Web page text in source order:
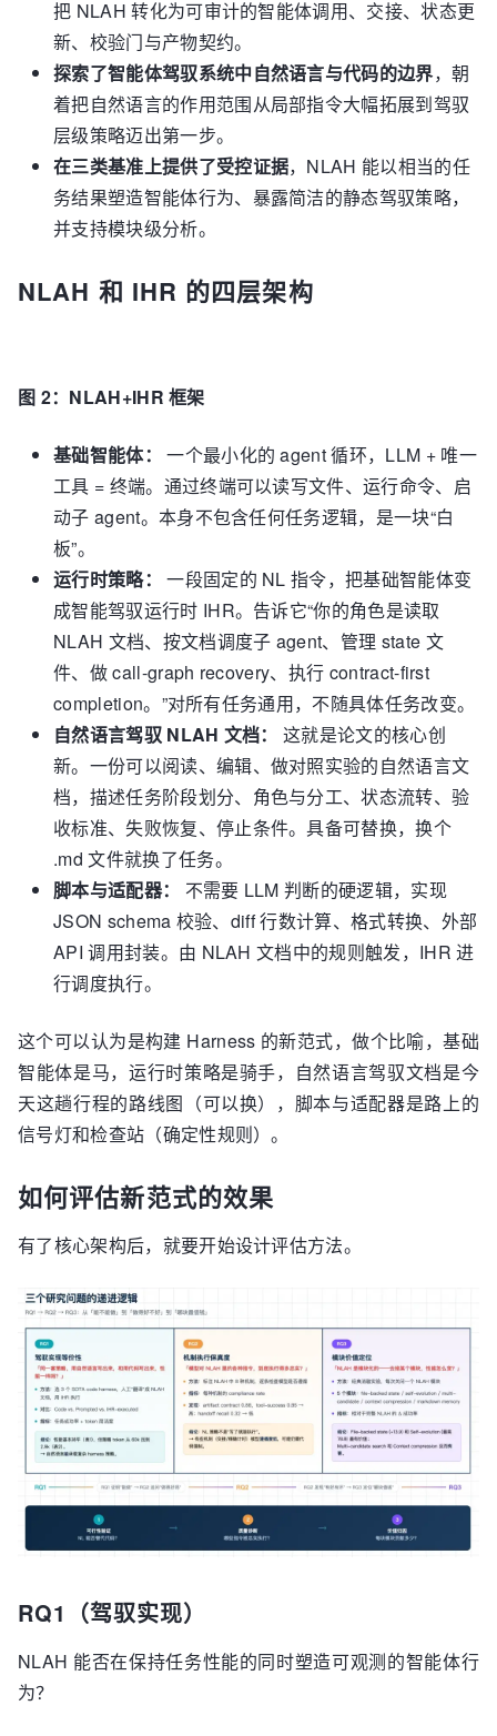
把 NLAH 转化为可审计的智能体调用、交接、状态更
新、校验门与产物契约。
探索了智能体驾驭系统中自然语言与代码的边界，朝
着把自然语言的作用范围从局部指令大幅拓展到驾驭
层级策略迈出第一步。
在三类基准上提供了受控证据，NLAH 能以相当的任
务结果塑造智能体行为、暴露简洁的静态驾驭策略，
并支持模块级分析。
NLAH 和 IHR 的四层架构
图 2：NLAH+IHR 框架
基础智能体：
一个最小化的 agent 循环，LLM + 唯一
工具 = 终端。通过终端可以读写文件、运行命令、启
动子 agent。本身不包含任何任务逻辑，是一块“白
板”。
运行时策略：
一段固定的 NL 指令，把基础智能体变
成智能驾驭运行时 IHR。告诉它“你的角色是读取
NLAH 文档、按文档调度子 agent、管理 state 文
件、做 call-graph recovery、执行 contract-first
completion。”对所有任务通用，不随具体任务改变。
自然语言驾驭 NLAH 文档：
这就是论文的核心创
新。一份可以阅读、编辑、做对照实验的自然语言文
档，描述任务阶段划分、角色与分工、状态流转、验
收标准、失败恢复、停止条件。具备可替换，换个
.md 文件就换了任务。
脚本与适配器：
不需要 LLM 判断的硬逻辑，实现
JSON schema 校验、diff 行数计算、格式转换、外部
API 调用封装。由 NLAH 文档中的规则触发，IHR 进
行调度执行。
这个可以认为是构建 Harness 的新范式，做个比喻，基础
智能体是马，运行时策略是骑手，自然语言驾驭文档是今
天这趟行程的路线图（可以换），脚本与适配器是路上的
信号灯和检查站（确定性规则）。
如何评估新范式的效果
有了核心架构后，就要开始设计评估方法。
RQ1（驾驭实现）
NLAH 能否在保持任务性能的同时塑造可观测的智能体行
为？